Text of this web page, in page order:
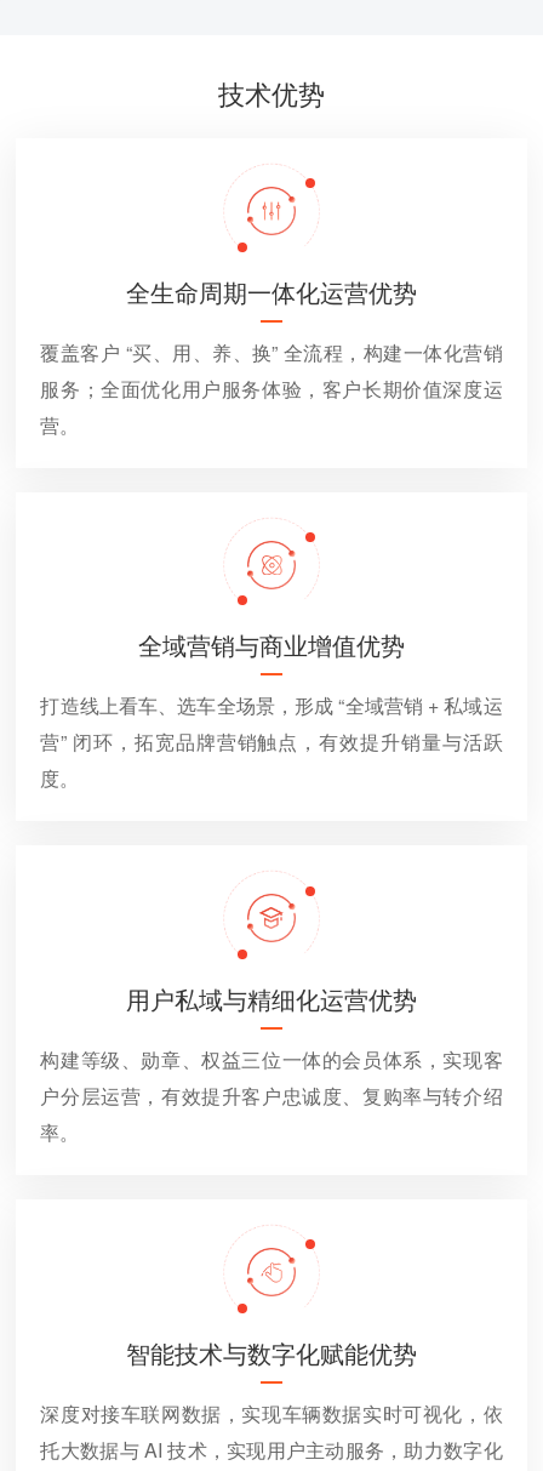
技术优势
全生命周期一体化运营优势
覆盖客户 “买、用、养、换” 全流程，构建一体化营销
服务；全面优化用户服务体验，客户长期价值深度运
营。
全域营销与商业增值优势
打造线上看车、选车全场景，形成 “全域营销 + 私域运
营” 闭环，拓宽品牌营销触点，有效提升销量与活跃
度。
用户私域与精细化运营优势
构建等级、勋章、权益三位一体的会员体系，实现客
户分层运营，有效提升客户忠诚度、复购率与转介绍
率。
智能技术与数字化赋能优势
深度对接车联网数据，实现车辆数据实时可视化，依
托大数据与 AI 技术，实现用户主动服务，助力数字化